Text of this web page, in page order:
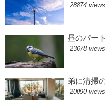
28874 views
昼のパー
23678 views
弟に清掃
20090 views